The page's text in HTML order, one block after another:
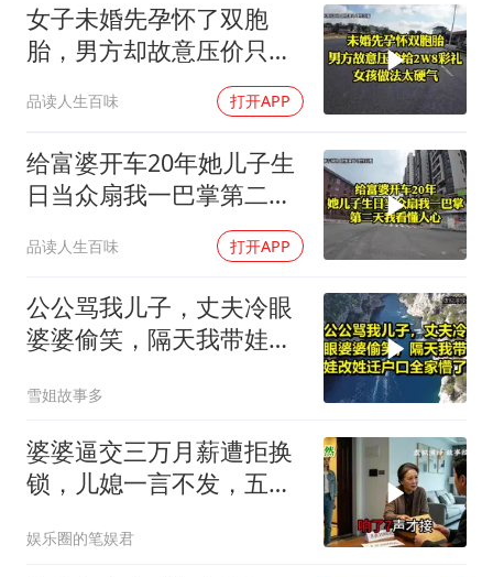
女子未婚先孕怀了双胞
胎，男方却故意压价只给
品读人生百味 打开APP
给富婆开车20年她儿子生
日当众扇我一巴掌第二天
品读人生百味 打开APP
公公骂我儿子，丈夫冷眼
婆婆偷笑，隔天我带娃改
雪姐故事多
婆婆逼交三万月薪遭拒换
锁，儿媳一言不发，五天
娱乐圈的笔娱君